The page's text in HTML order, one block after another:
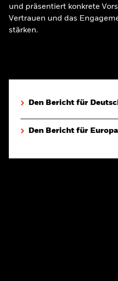
und präsentiert konkrete
Vertrauen und das
stärken.
Den Bericht für
Den Bericht für